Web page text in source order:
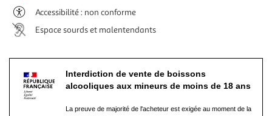
Accessibilité : non conforme
Espace sourds et malentendants
Interdiction de vente de boissons
alcooliques aux mineurs de moins de 18 ans
La preuve de majorité de l'acheteur est exigée au moment de la